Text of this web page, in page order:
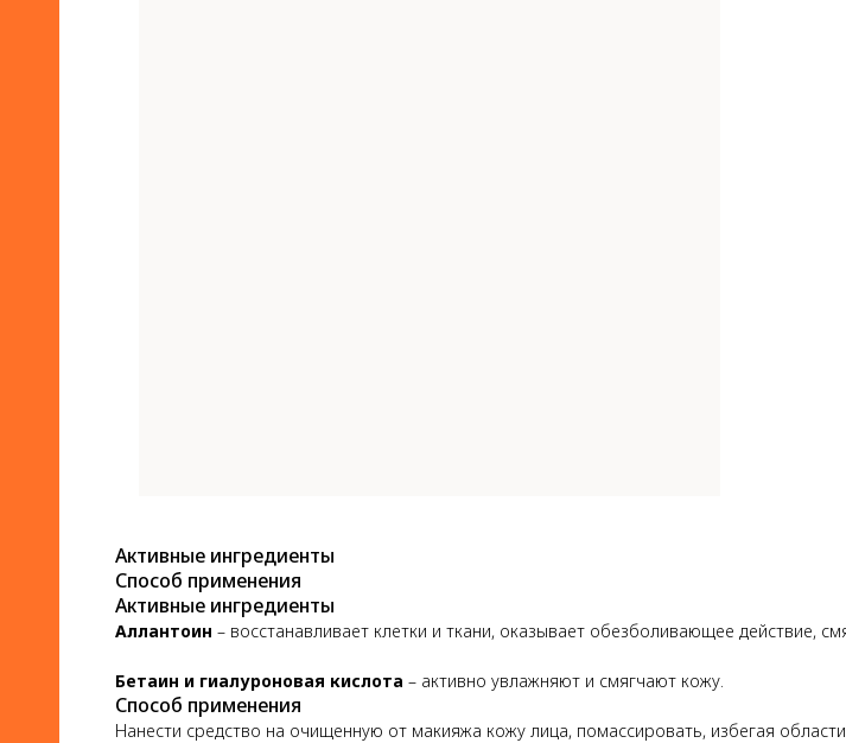
Активные ингредиенты
Способ применения
Активные ингредиенты
Аллантоин – восстанавливает клетки и ткани, оказывает обезболивающее действие,
Бетаин и гиалуроновая кислота – активно увлажняют и смягчают кожу.
Способ применения
Нанести средство на очищенную от макияжа кожу лица, помассировать, избегая области